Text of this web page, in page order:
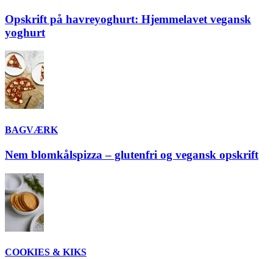
Opskrift på havreyoghurt: Hjemmelavet vegansk
yoghurt
BAGVÆRK
Nem blomkålspizza – glutenfri og vegansk opskrift
COOKIES & KIKS